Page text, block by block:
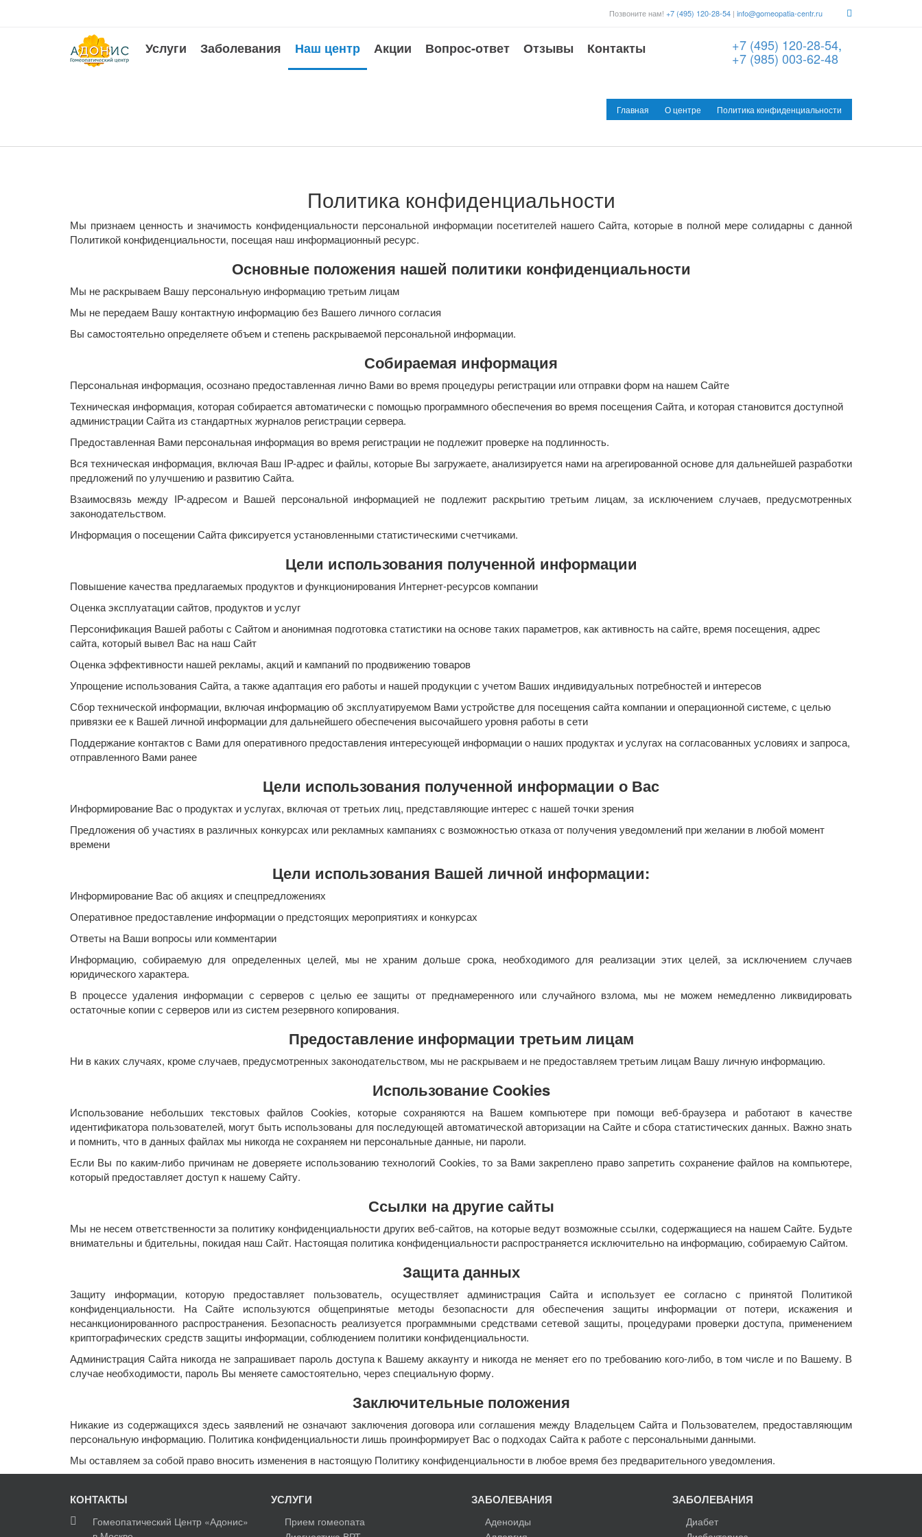
Позвоните нам! +7 (495) 120-28-54 | info@gomeopatia-centr.ru
Услуги Заболевания Наш центр Акции Вопрос-ответ Отзывы Контакты +7 (495) 120-28-54,
+7 (985) 003-62-48
Главная О центре Политика конфиденциальности
Политика конфиденциальности
Мы признаем ценность и значимость конфиденциальности персональной информации посетителей нашего Сайта, которые в полной мере солидарны с данной
Политикой конфиденциальности, посещая наш информационный ресурс.
Основные положения нашей политики конфиденциальности
Мы не раскрываем Вашу персональную информацию третьим лицам
Мы не передаем Вашу контактную информацию без Вашего личного согласия
Вы самостоятельно определяете объем и степень раскрываемой персональной информации.
Собираемая информация
Персональная информация, осознано предоставленная лично Вами во время процедуры регистрации или отправки форм на нашем Сайте
Техническая информация, которая собирается автоматически с помощью программного обеспечения во время посещения Сайта, и которая становится доступной
администрации Сайта из стандартных журналов регистрации сервера.
Предоставленная Вами персональная информация во время регистрации не подлежит проверке на подлинность.
Вся техническая информация, включая Ваш IP-адрес и файлы, которые Вы загружаете, анализируется нами на агрегированной основе для дальнейшей разработки
предложений по улучшению и развитию Сайта.
Взаимосвязь между IP-адресом и Вашей персональной информацией не подлежит раскрытию третьим лицам, за исключением случаев, предусмотренных
законодательством.
Информация о посещении Сайта фиксируется установленными статистическими счетчиками.
Цели использования полученной информации
Повышение качества предлагаемых продуктов и функционирования Интернет-ресурсов компании
Оценка эксплуатации сайтов, продуктов и услуг
Персонификация Вашей работы с Сайтом и анонимная подготовка статистики на основе таких параметров, как активность на сайте, время посещения, адрес
сайта, который вывел Вас на наш Сайт
Оценка эффективности нашей рекламы, акций и кампаний по продвижению товаров
Упрощение использования Сайта, а также адаптация его работы и нашей продукции с учетом Ваших индивидуальных потребностей и интересов
Сбор технической информации, включая информацию об эксплуатируемом Вами устройстве для посещения сайта компании и операционной системе, с целью
привязки ее к Вашей личной информации для дальнейшего обеспечения высочайшего уровня работы в сети
Поддержание контактов с Вами для оперативного предоставления интересующей информации о наших продуктах и услугах на согласованных условиях и запроса,
отправленного Вами ранее
Цели использования полученной информации о Вас
Информирование Вас о продуктах и услугах, включая от третьих лиц, представляющие интерес с нашей точки зрения
Предложения об участиях в различных конкурсах или рекламных кампаниях с возможностью отказа от получения уведомлений при желании в любой момент
времени
Цели использования Вашей личной информации:
Информирование Вас об акциях и спецпредложениях
Оперативное предоставление информации о предстоящих мероприятиях и конкурсах
Ответы на Ваши вопросы или комментарии
Информацию, собираемую для определенных целей, мы не храним дольше срока, необходимого для реализации этих целей, за исключением случаев
юридического характера.
В процессе удаления информации с серверов с целью ее защиты от преднамеренного или случайного взлома, мы не можем немедленно ликвидировать
остаточные копии с серверов или из систем резервного копирования.
Предоставление информации третьим лицам
Ни в каких случаях, кроме случаев, предусмотренных законодательством, мы не раскрываем и не предоставляем третьим лицам Вашу личную информацию.
Использование Сookies
Использование небольших текстовых файлов Сookies, которые сохраняются на Вашем компьютере при помощи веб-браузера и работают в качестве
идентификатора пользователей, могут быть использованы для последующей автоматической авторизации на Сайте и сбора статистических данных. Важно знать
и помнить, что в данных файлах мы никогда не сохраняем ни персональные данные, ни пароли.
Если Вы по каким-либо причинам не доверяете использованию технологий Сookies, то за Вами закреплено право запретить сохранение файлов на компьютере,
который предоставляет доступ к нашему Сайту.
Ссылки на другие сайты
Мы не несем ответственности за политику конфиденциальности других веб-сайтов, на которые ведут возможные ссылки, содержащиеся на нашем Сайте. Будьте
внимательны и бдительны, покидая наш Сайт. Настоящая политика конфиденциальности распространяется исключительно на информацию, собираемую Сайтом.
Защита данных
Защиту информации, которую предоставляет пользователь, осуществляет администрация Сайта и использует ее согласно с принятой Политикой
конфиденциальности. На Сайте используются общепринятые методы безопасности для обеспечения защиты информации от потери, искажения и
несанкционированного распространения. Безопасность реализуется программными средствами сетевой защиты, процедурами проверки доступа, применением
криптографических средств защиты информации, соблюдением политики конфиденциальности.
Администрация Сайта никогда не запрашивает пароль доступа к Вашему аккаунту и никогда не меняет его по требованию кого-либо, в том числе и по Вашему. В
случае необходимости, пароль Вы меняете самостоятельно, через специальную форму.
Заключительные положения
Никакие из содержащихся здесь заявлений не означают заключения договора или соглашения между Владельцем Сайта и Пользователем, предоставляющим
персональную информацию. Политика конфиденциальности лишь проинформирует Вас о подходах Сайта к работе с персональными данными.
Мы оставляем за собой право вносить изменения в настоящую Политику конфиденциальности в любое время без предварительного уведомления.
КОНТАКТЫ
Гомеопатический Центр «Адонис»
УСЛУГИ
Прием гомеопата
ЗАБОЛЕВАНИЯ
Аденоиды
ЗАБОЛЕВАНИЯ
Диабет